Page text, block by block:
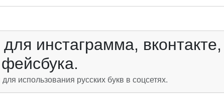
инстаграмма, вконтакте,
фейсбука.
использования русских букв в соцсетях.